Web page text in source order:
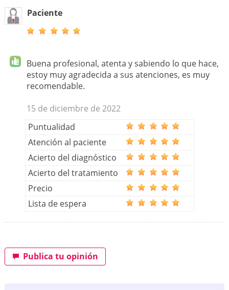
Paciente
Buena profesional, atenta y sabiendo lo que hace,
estoy muy agradecida a sus atenciones, es muy
recomendable.
15 de diciembre de 2022
Puntualidad
Atención al paciente
Acierto del diagnóstico
Acierto del tratamiento
Precio
Lista de espera
Publica tu opinión